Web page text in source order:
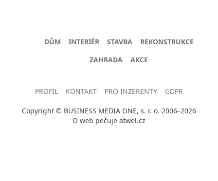
DŮM INTERIÉR STAVBA
REKONSTRUKCE
ZAHRADA
AKCE
PROFIL KONTAKT PRO INZERENTY GDPR
Copyright © BUSINESS MEDIA ONE, s. r. o. 2006–2026